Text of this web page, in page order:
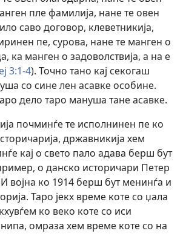
пле фамилија, нане те овен
саво договор, клеветникија,
пе, сурова, нане те манген о
ка манген о задоволствија, а на е
3:1-4). Точно тано кај секогаш
со сине лен асавке особине.
дело таро мануша тане асавке.
почминѓе те исполнинен пе ко
државникија хем
кај о свето пало адава берш бут
о данско историчари Петер
војна ко 1914 берш бут менинѓа и
Таро јекх време коте со џала
ко веко коте со иси
омраза хем време коте со на